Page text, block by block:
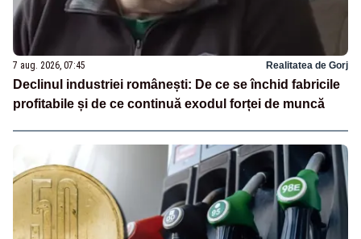
7 aug. 2026, 07:45 Realitatea de Gorj
Declinul industriei românești: De ce se închid fabricile
profitabile și de ce continuă exodul forței de muncă